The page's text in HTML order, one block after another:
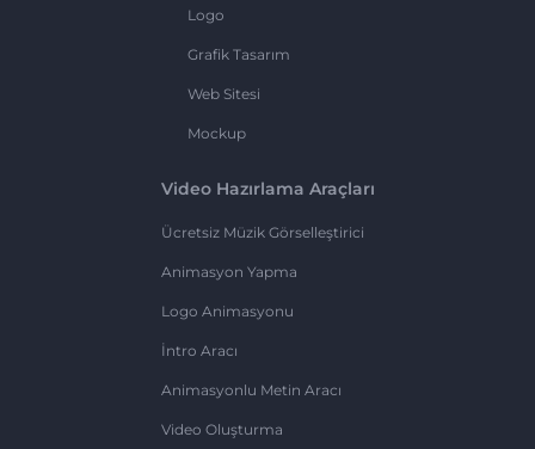
Logo
Grafik Tasarım
Web Sitesi
Mockup
Video Hazırlama Araçları
Ücretsiz Müzik Görselleştirici
Animasyon Yapma
Logo Animasyonu
İntro Aracı
Animasyonlu Metin Aracı
Video Oluşturma